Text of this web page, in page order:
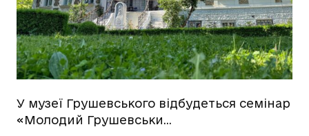
У музеї Грушевського відбудеться семінар
«Молодий Грушевськи…